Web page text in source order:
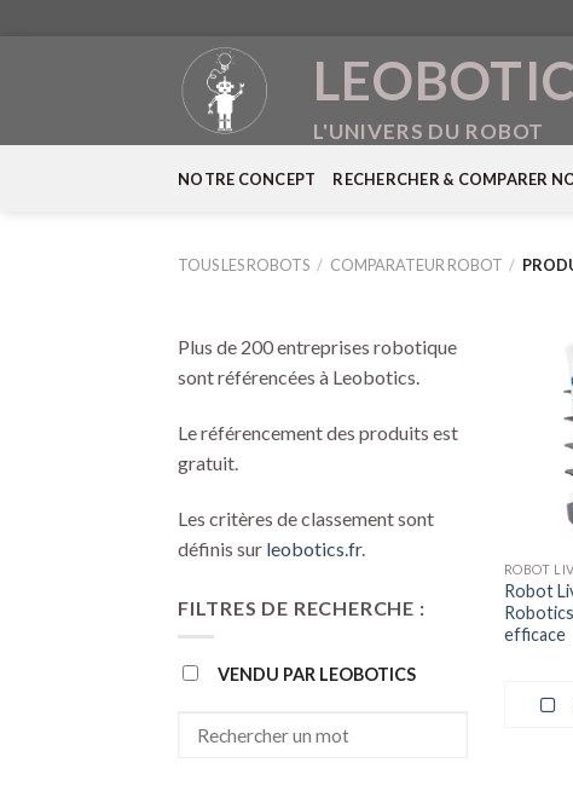
L'UNIVERS DU ROBOT
NOTRE CONCEPT RECHERCHER & COMPARER
TOUS LES ROBOTS / COMPARATEUR ROBOT /
Plus de 200 entreprises robotique
sont référencées à Leobotics.
Le référencement des produits est
gratuit.
Les critères de classement sont
définis sur leobotics.fr.
FILTRES DE RECHERCHE :
VENDU PAR LEOBOTICS
ROBOT
Robot
efficace